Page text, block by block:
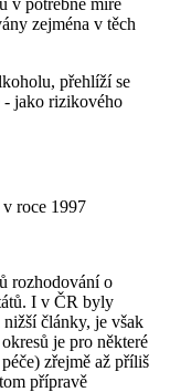
zejména v těch
přehlíží se
- jako rizikového
rozhodování o
I v ČR byly
články, je však
je pro některé
zřejmě až příliš
přípravě